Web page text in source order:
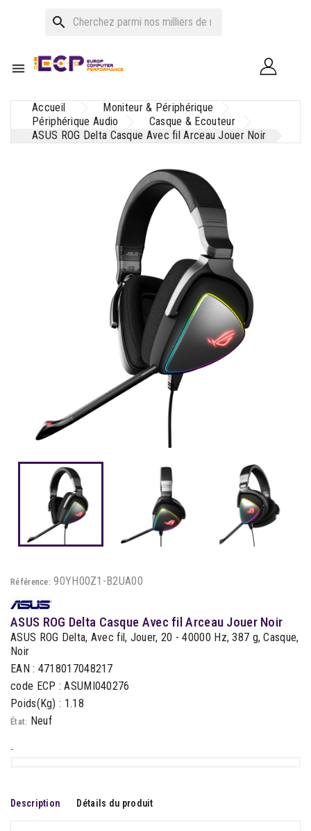
search

Accueil
Moniteur & Périphérique
Périphérique Audio
Casque & Ecouteur
ASUS ROG Delta Casque Avec fil Arceau Jouer Noir
Référence: 90YH00Z1-B2UA00
ASUS ROG Delta Casque Avec fil Arceau Jouer Noir
ASUS ROG Delta, Avec fil, Jouer, 20 - 40000 Hz, 387 g, Casque,
Noir
EAN : 4718017048217
code ECP : ASUMI040276
Poids(Kg) : 1.18
État: Neuf
-
Description Détails du produit